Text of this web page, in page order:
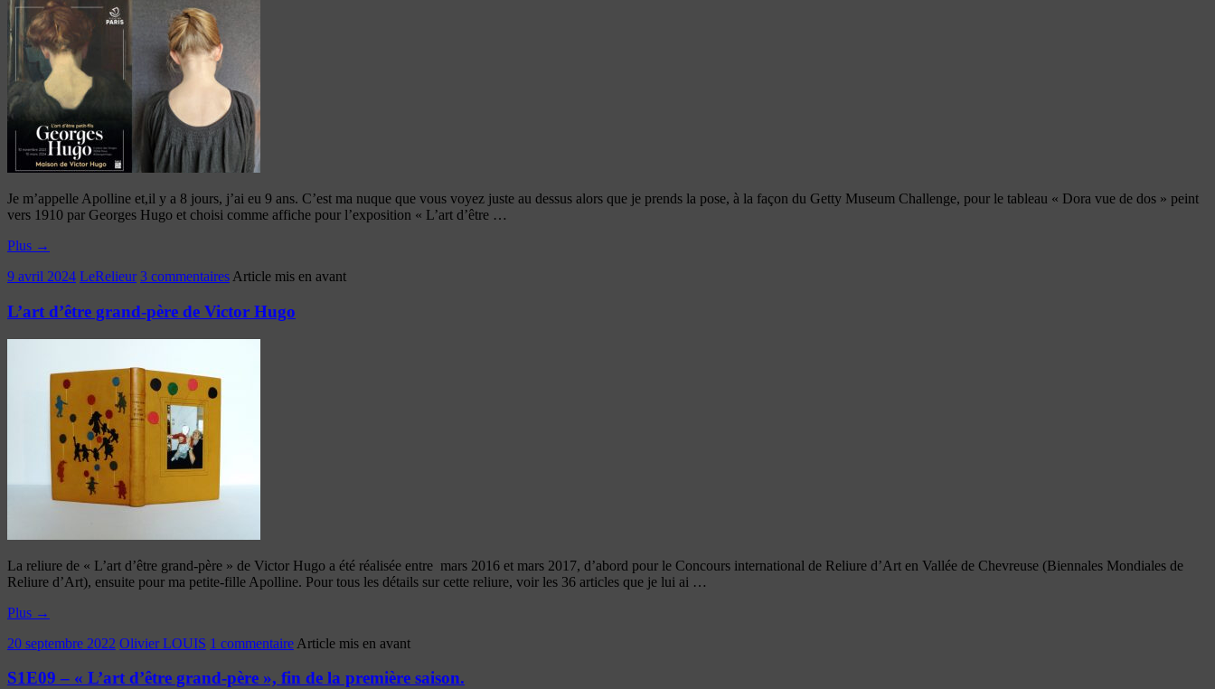
Je m’appelle Apolline et,il y a 8 jours, j’ai eu 9 ans. C’est ma nuque que vous voyez juste au dessus alors que je prends la pose, à la façon du Getty Museum Challenge, pour le tableau « Dora vue de dos » peint
vers 1910 par Georges Hugo et choisi comme affiche pour l’exposition « L’art d’être …
Plus →
9 avril 2024 LeRelieur 3 commentaires Article mis en avant
L’art d’être grand-père de Victor Hugo
La reliure de « L’art d’être grand-père » de Victor Hugo a été réalisée entre mars 2016 et mars 2017, d’abord pour le Concours international de Reliure d’Art en Vallée de Chevreuse (Biennales Mondiales de
Reliure d’Art), ensuite pour ma petite-fille Apolline. Pour tous les détails sur cette reliure, voir les 36 articles que je lui ai …
Plus →
20 septembre 2022 Olivier LOUIS 1 commentaire Article mis en avant
S1E09 – « L’art d’être grand-père », fin de la première saison.